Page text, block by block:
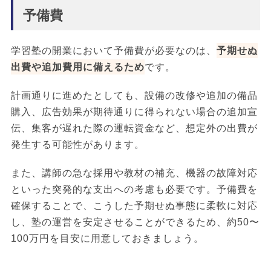
予備費
学習塾の開業において予備費が必要なのは、 予期せぬ
出費や追加費用に備えるためです。
計画通りに進めたとしても、設備の改修や追加の備品
購入、広告効果が期待通りに得られない場合の追加宣
伝、集客が遅れた際の運転資金など、想定外の出費が
発生する可能性があります。
また、講師の急な採用や教材の補充、機器の故障対応
といった突発的な支出への考慮も必要です。予備費を
確保することで、こうした予期せぬ事態に柔軟に対応
し、塾の運営を安定させることができるため、約50〜
100万円を目安に用意しておきましょう。